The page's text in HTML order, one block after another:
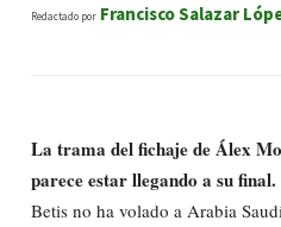
Redactado por Francisco Salazar
La trama del fichaje de Álex
parece estar llegando a su final.
Betis no ha volado a Arabia